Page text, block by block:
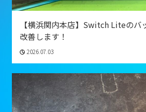
【横浜関内本店】Switch Liteのバ
改善します！
2026.07.03